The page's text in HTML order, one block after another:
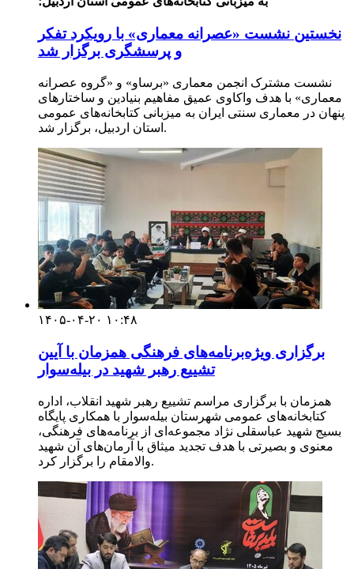
نخستین نشست «عصرانه معماری» با رویکرد تفکر
و پرسشگری برگزار شد
نشست مشترک انجمن معماری «برساو» و «گروه عصرانه
معماری» با هدف واکاوی عمیق مفاهیم بنیادین و ساختارهای
پنهان در معماری سنتی ایران به میزبانی کتابخانه‌های عمومی
استان اردبیل، برگزار شد.
۱۴۰۵-۰۴-۲۰ ۱۰:۴۸
برگزاری ویژه‌برنامه‌های فرهنگی همزمان با آیین
تشییع رهبر شهید در بیله‌سوار
همزمان با برگزاری مراسم تشییع رهبر شهید انقلاب، اداره
کتابخانه‌های عمومی شهرستان بیله‌سوار با همکاری پایگاه
بسیج شهید عباسقلی نژاد مجموعه‌ای از برنامه‌های فرهنگی،
معنوی و بصیرتی با هدف تجدید میثاق با آرمان‌های آن شهید
والامقام را برگزار کرد.